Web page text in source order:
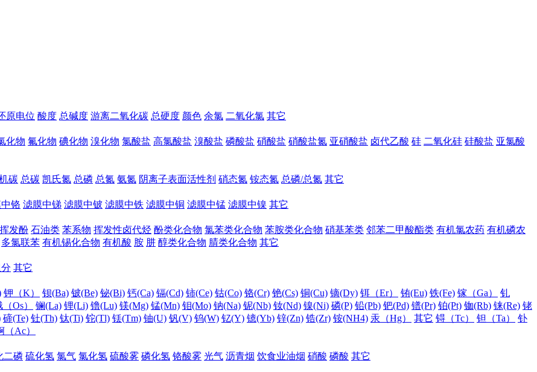
原电位 酸度 总碱度 游离二氧化碳 总硬度 颜色 余氯 二氧化氯 其它
化物 氟化物 碘化物 溴化物 氯酸盐 高氯酸盐 溴酸盐 磷酸盐 硝酸盐 硝酸盐氮 亚硝酸盐 卤代乙酸 硅 二氧化硅 硅酸盐 亚氯酸
碳 总碳 凯氏氮 总磷 总氮 氨氮 阴离子表面活性剂 硝态氮 铵态氮 总磷/总氮 其它
铬 滤膜中锑 滤膜中铍 滤膜中铁 滤膜中铜 滤膜中锰 滤膜中镍 其它
挥发酚 石油类 苯系物 挥发性卤代烃 酚类化合物 氯苯类化合物 苯胺类化合物 硝基苯类 邻苯二甲酸酯类 有机氯农药 有机磷农
多氯联苯 有机锡化合物 有机酸 胺 肼 醇类化合物 腈类化合物 其它
其它
钾（K） 钡(Ba) 铍(Be) 铋(Bi) 钙(Ca) 镉(Cd) 铈(Ce) 钴(Co) 铬(Cr) 铯(Cs) 铜(Cu) 镝(Dy) 铒（Er） 铕(Eu) 铁(Fe) 镓（Ga）
钆
Os） 镧(La) 锂(Li) 镥(Lu) 镁(Mg) 锰(Mn) 钼(Mo) 钠(Na) 铌(Nb) 钕(Nd) 镍(Ni) 磷(P) 铅(Pb) 钯(Pd) 镨(Pr) 铂(Pt) 铷(Rb) 铼(Re) 铑
碲(Te) 钍(Th) 钛(Ti) 铊(Tl) 铥(Tm) 铀(U) 钒(V) 钨(W) 钇(Y) 镱(Yb) 锌(Zn) 锆(Zr) 铵(NH4) 汞（Hg） 其它 锝（Tc） 钽（Ta）
钋
（Ac）
二磷 硫化氢 氯气 氯化氢 硫酸雾 磷化氢 铬酸雾 光气 沥青烟 饮食业油烟 硝酸 磷酸 其它